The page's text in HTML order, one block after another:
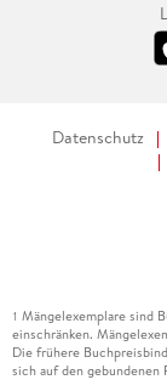
Datenschutz
1 Mängelexemplare sind
einschränken.
Die frühere
sich auf den gebundenen